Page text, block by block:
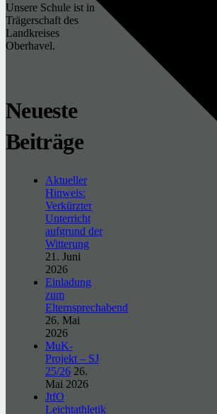
Unsere Schule ist in
Trägerschaft des
Landkreises
Oberhavel.
Neueste
Beiträge
Aktueller
Hinweis:
Verkürzter
Unterricht
aufgrund der
Witterung
21. Juni
2026
Einladung
zum
Elternsprechabend
26. Mai
2026
MuK-
Projekt – SJ
25/26 26.
Mai 2026
JtfO
Leichtathletik